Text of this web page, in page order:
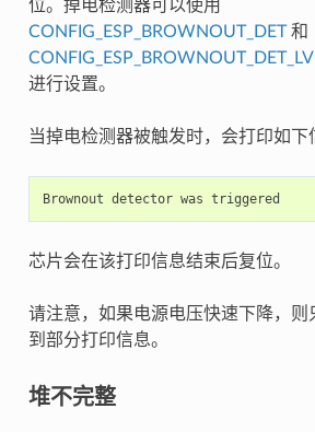
位。掉电检测器可以使用
CONFIG_ESP_BROWNOUT_DET和
进行设置。
当掉电检测器被触发时，会打印如下
Brownout detector was triggered
芯片会在该打印信息结束后复位。
请注意，如果电源电压快速下降，则
到部分打印信息。
堆不完整